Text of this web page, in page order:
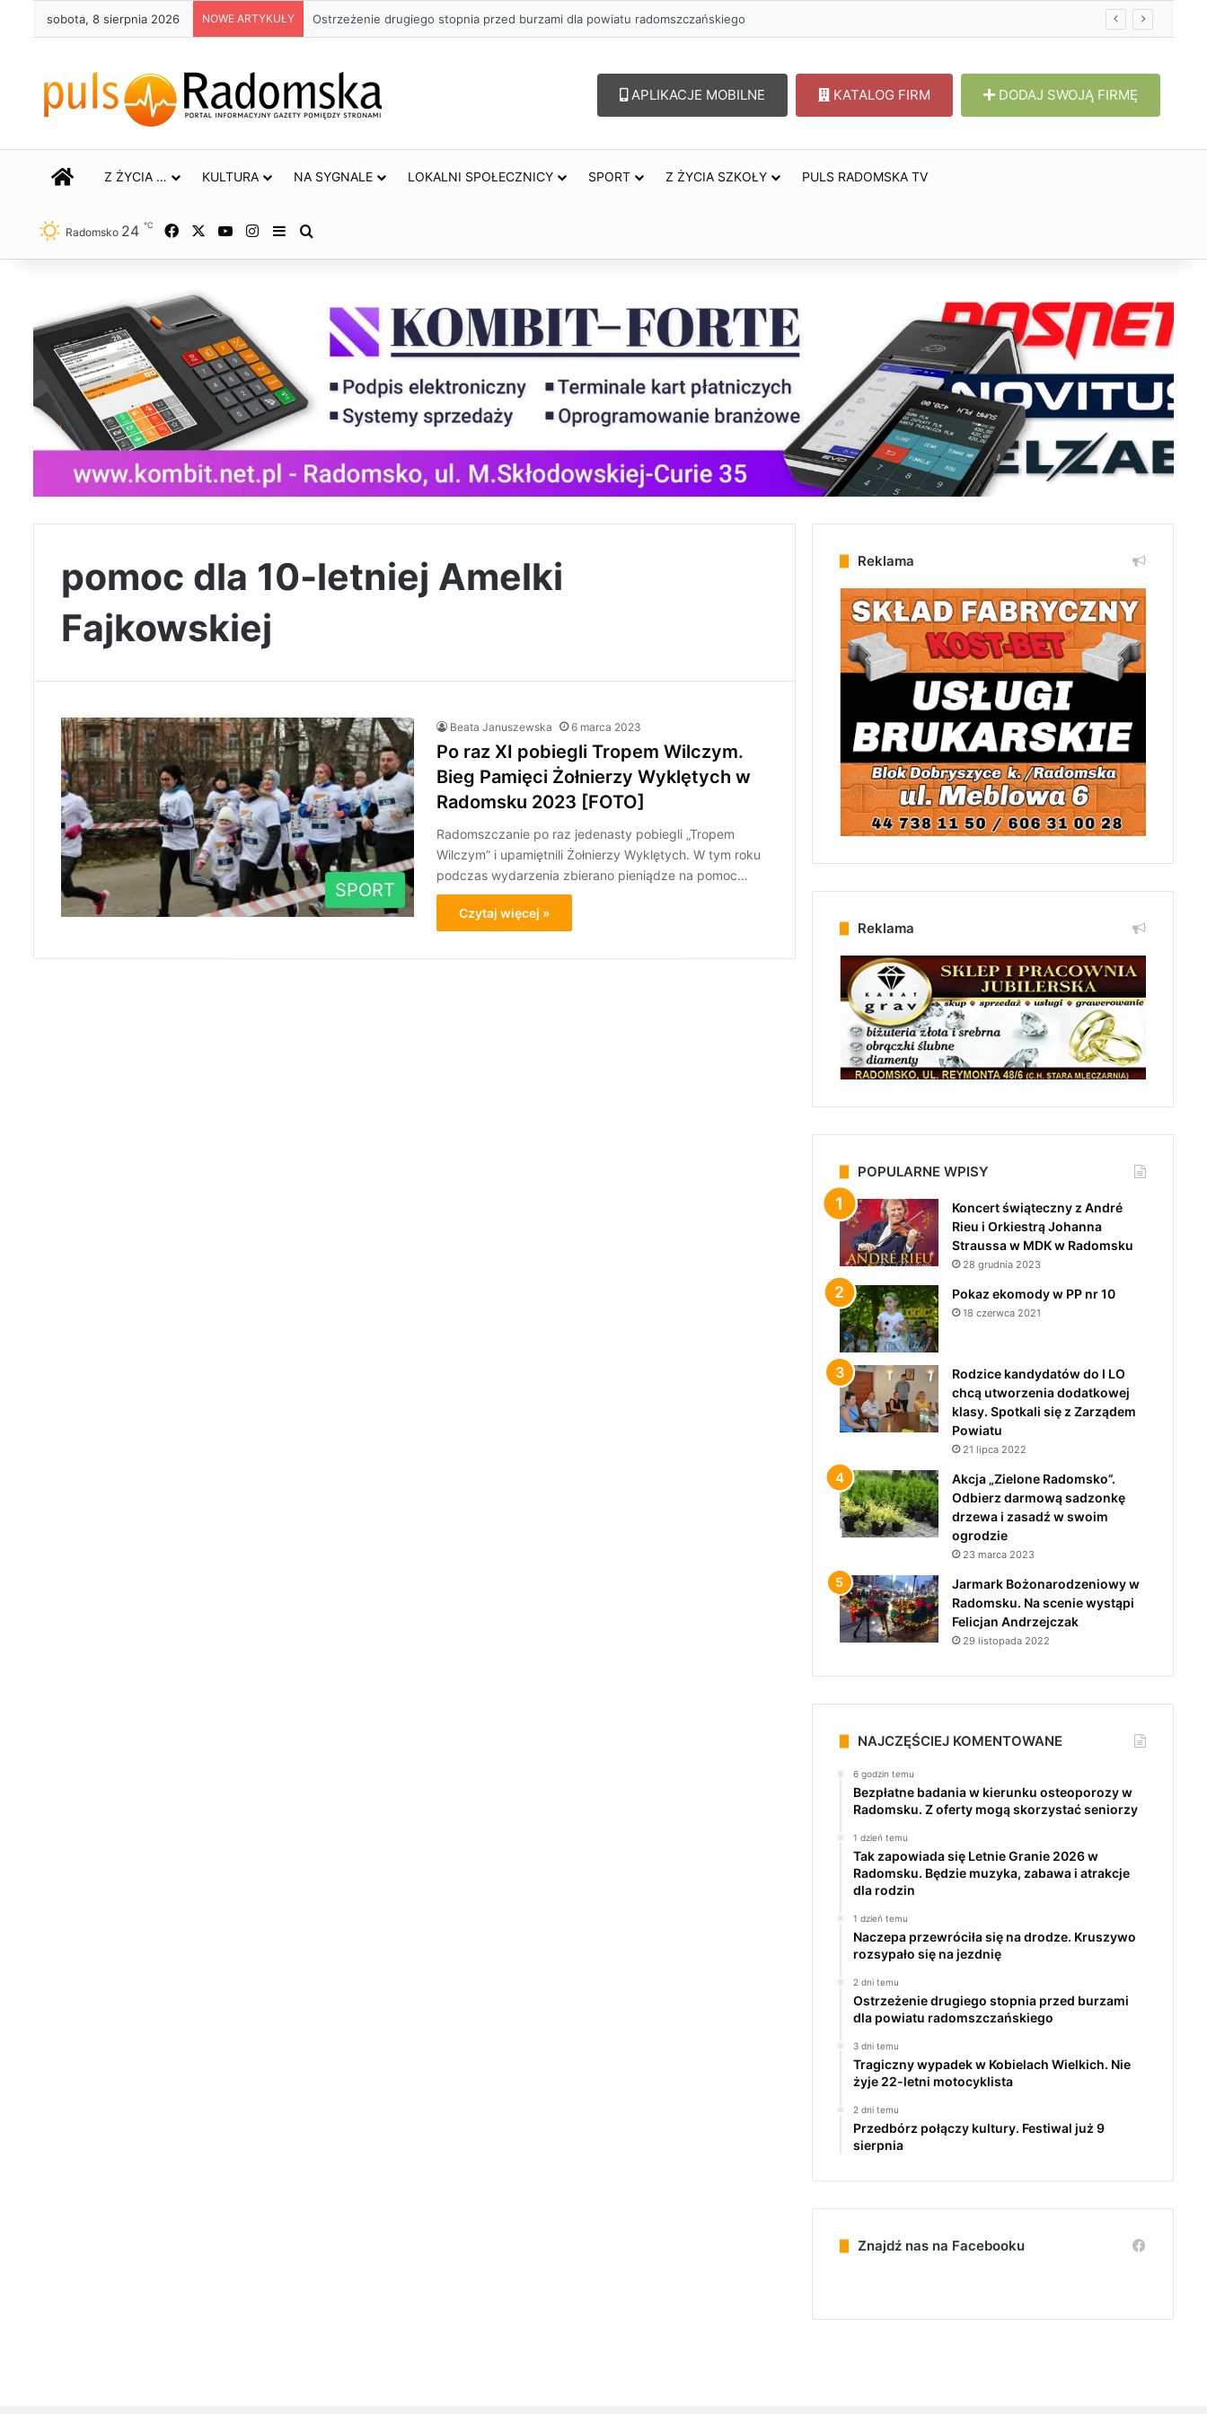
sobota, 8 sierpnia 2026 NOWE ARTYKUŁY Ostrzeżenie drugiego stopnia przed burzami dla powiatu radomszczańskiego
APLIKACJE MOBILNE KATALOG FIRM DODAJ SWOJĄ FIRMĘ
STRONA GŁÓWNA
Z ŻYCIA … KULTURA NA SYGNALE LOKALNI SPOŁECZNICY SPORT Z ŻYCIA SZKOŁY PULS RADOMSKA TV
Radomsko 24 ℃ Facebook YouTubeInstagram
Sidebar
pomoc dla 10-letniej Amelki
Fajkowskiej
SPORT
Beata Januszewska 6 marca 2023
Po raz XI pobiegli Tropem Wilczym.
Bieg Pamięci Żołnierzy Wyklętych w
Radomsku 2023 [FOTO]
Radomszczanie po raz jedenasty pobiegli „Tropem
Wilczym” i upamiętnili Żołnierzy Wyklętych. W tym roku
podczas wydarzenia zbierano pieniądze na pomoc…
Czytaj więcej »
Reklama
Reklama
POPULARNE WPISY
Koncert świąteczny z André
Rieu i Orkiestrą Johanna
Straussa w MDK w Radomsku
28 grudnia 2023
Pokaz ekomody w PP nr 10
18 czerwca 2021
Rodzice kandydatów do I LO
chcą utworzenia dodatkowej
klasy. Spotkali się z Zarządem
Powiatu
21 lipca 2022
Akcja „Zielone Radomsko”.
Odbierz darmową sadzonkę
drzewa i zasadź w swoim
ogrodzie
23 marca 2023
Jarmark Bożonarodzeniowy w
Radomsku. Na scenie wystąpi
Felicjan Andrzejczak
29 listopada 2022
NAJCZĘŚCIEJ KOMENTOWANE
6 godzin temu
Bezpłatne badania w kierunku osteoporozy w
Radomsku. Z oferty mogą skorzystać seniorzy
1 dzień temu
Tak zapowiada się Letnie Granie 2026 w
Radomsku. Będzie muzyka, zabawa i atrakcje
dla rodzin
1 dzień temu
Naczepa przewróciła się na drodze. Kruszywo
rozsypało się na jezdnię
2 dni temu
Ostrzeżenie drugiego stopnia przed burzami
dla powiatu radomszczańskiego
3 dni temu
Tragiczny wypadek w Kobielach Wielkich. Nie
żyje 22-letni motocyklista
2 dni temu
Przedbórz połączy kultury. Festiwal już 9
sierpnia
Znajdź nas na Facebooku